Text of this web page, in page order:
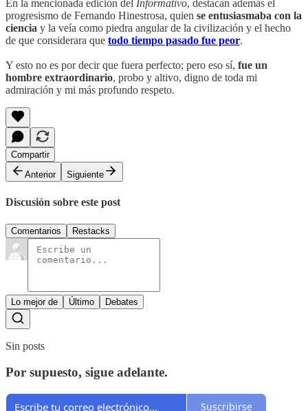
En la mencionada edición del Informativo, destacan además el
progresismo de Fernando Hinestrosa, quien se entusiasmaba con la
ciencia y la veía como piedra angular de la civilización y el hecho
de que considerara que todo tiempo pasado fue peor.
Y esto no es por decir que fuera perfecto; pero eso sí, fue un
hombre extraordinario, probo y altivo, digno de toda mi
admiración y mi más profundo respeto.
Compartir
Anterior
Siguiente
Discusión sobre este post
Comentarios Restacks
Lo mejor de Último Debates
Sin posts
Por supuesto, sigue adelante.
Suscribirse